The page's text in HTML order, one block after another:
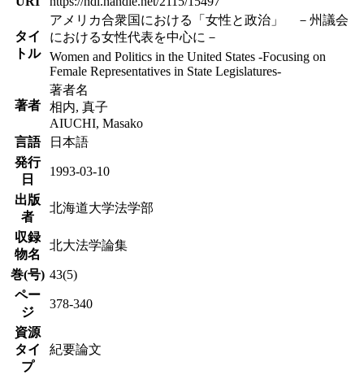
タイ
トル
アメリカ合衆国における「女性と政治」 －州議会
における女性代表を中心に－
Women and Politics in the United States -Focusing on
Female Representatives in State Legislatures-
著者
著者名
相内, 真子
AIUCHI, Masako
言語
日本語
発行
日
1993-03-10
出版
者
北海道大学法学部
収録
物名
北大法学論集
巻(号) 43(5)
ペー
ジ
378-340
資源
タイ
プ
紀要論文